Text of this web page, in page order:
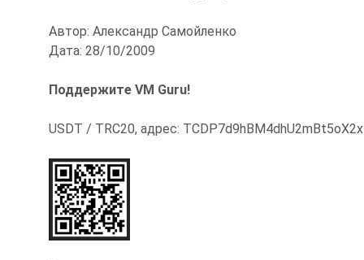
Автор: Александр Самойленко
Дата: 28/10/2009
Поддержите VM Guru!
USDT / TRC20, адрес: